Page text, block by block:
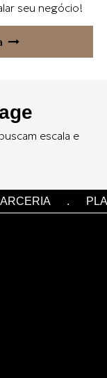
seu negócio!
escala e